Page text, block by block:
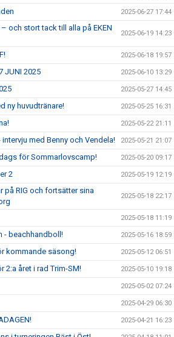
2025-06-27 17:44
och stort tack till alla på EKEN
2025-06-19 14:23
2025-06-18 19:57
JUNI 2025 2025-06-10 13:29
2025-05-27 14:45
ny huvudtränare! 2025-05-25 16:31
2025-05-22 21:11
med Benny och Vendela! 2025-05-21 21:07
för Sommarlovscamp! 2025-05-20 09:17
2 2025-05-19 12:19
på RIG och fortsätter sina
2025-05-18 22:17
2025-05-18 11:19
- beachhandboll! 2025-05-16 18:59
kommande säsong! 2025-05-12 06:51
2:a året i rad Trim-SM! 2025-05-10 19:18
2025-05-02 07:24
2025-04-29 06:30
2025-04-21 16:23